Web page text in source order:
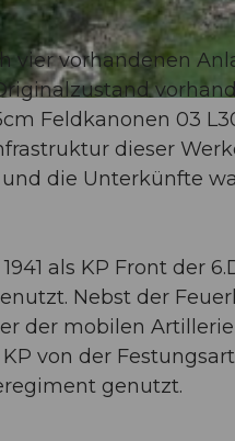
vier vorhandenen
Feldkanonen 03
dieser
die Unterkünfte
als KP Front der
Nebst der
der mobilen
von der
genutzt.